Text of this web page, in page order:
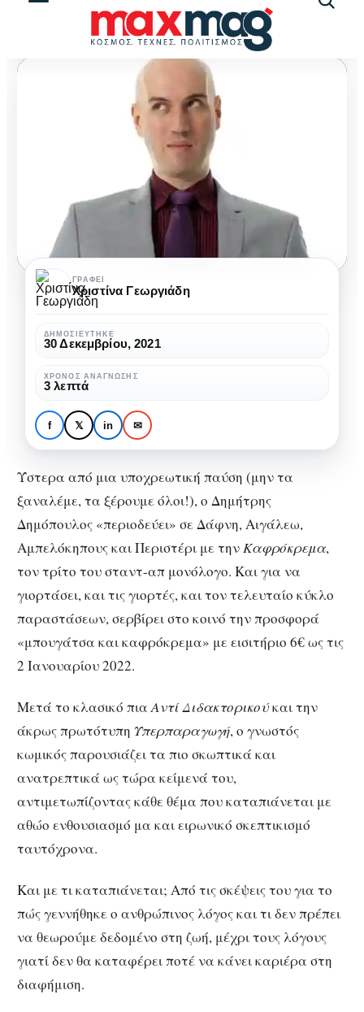
ΘΈΑΤΡΟ ΠΡΟΣΕΧΏΣ
Ο Δημήτρης
Δημόπουλος
«περιοδεύει» στην
Αθήνα με την
Καφρόκρεμα
Δημήτρης
Δημόπουλος
«περιοδεύει»
στην
Αθήνα
με
την
ΓΡΆΦΕΙ
Χριστίνα Γεωργιάδη
ΔΗΜΟΣΙΕΎΤΗΚΕ
30 Δεκεμβρίου, 2021
ΧΡΌΝΟΣ ΑΝΆΓΝΩΣΗΣ
3 λεπτά
f 𝕏 in ✉
Ύστερα από μια υποχρεωτική παύση (μην τα
ξαναλέμε, τα ξέρουμε όλοι!), ο Δημήτρης
Δημόπουλος «περιοδεύει» σε Δάφνη, Αιγάλεω,
Αμπελόκηπους και Περιστέρι με τηνΚαφρόκρεμα,
τον τρίτο του σταντ-απ μονόλογο. Και για να
γιορτάσει, και τις γιορτές, και τον τελευταίο κύκλο
παραστάσεων, σερβίρει στο κοινό την προσφορά
«μπουγάτσα και καφρόκρεμα» με εισιτήριο 6€ ως τις
2 Ιανουαρίου 2022.
Μετά το κλασικό πιαΑντί Διδακτορικούκαι την
άκρως πρωτότυπη Υπερπαραγωγή, ο γνωστός
κωμικός παρουσιάζει τα πιο σκωπτικά και
ανατρεπτικά ως τώρα κείμενά του,
αντιμετωπίζοντας κάθε θέμα που καταπιάνεται με
αθώο ενθουσιασμό μα και ειρωνικό σκεπτικισμό
ταυτόχρονα.
Και με τι καταπιάνεται; Από τις σκέψεις του για το
πώς γεννήθηκε ο ανθρώπινος λόγος και τι δεν πρέπει
να θεωρούμε δεδομένο στη ζωή, μέχρι τους λόγους
γιατί δεν θα καταφέρει ποτέ να κάνει καριέρα στη
διαφήμιση.